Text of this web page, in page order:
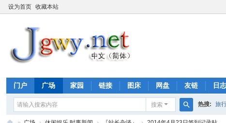
设为首页 收藏本站
门户 广场 家园 链接 图床 网盘 友链 日志
搜索
搜
热搜: 旅